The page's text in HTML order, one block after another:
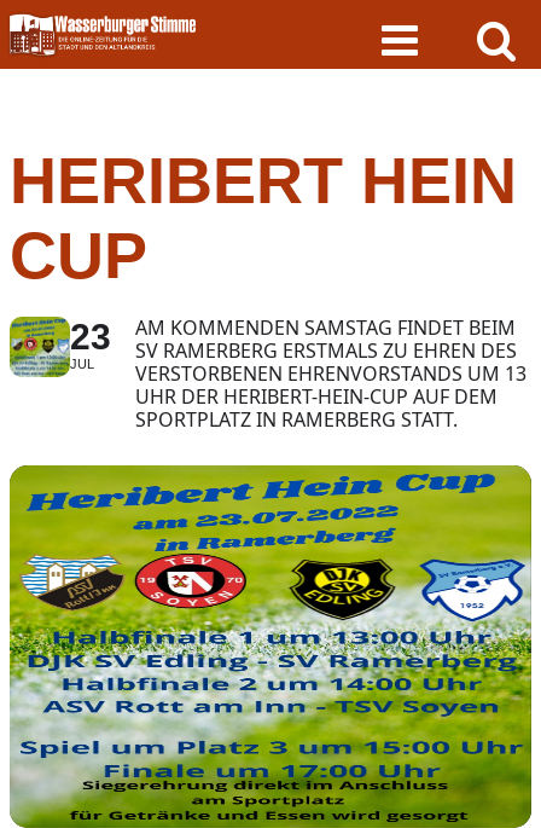
Skip
to
content
HERIBERT HEIN
CUP
23
JUL
AM KOMMENDEN SAMSTAG FINDET BEIM
SV RAMERBERG ERSTMALS ZU EHREN DES
VERSTORBENEN EHRENVORSTANDS UM 13
UHR DER HERIBERT-HEIN-CUP AUF DEM
SPORTPLATZ IN RAMERBERG STATT.